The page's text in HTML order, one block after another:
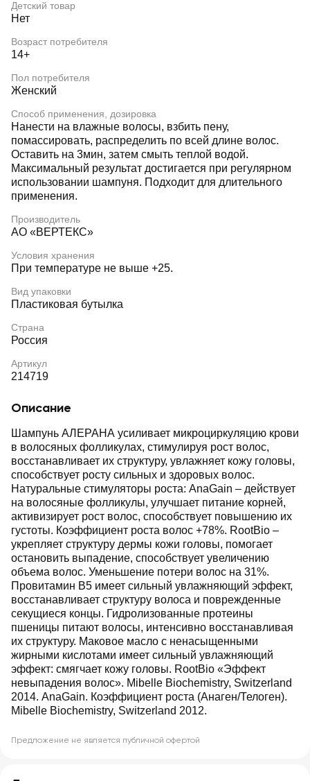
Детский товар
Нет
Возраст потребителя
14+
Пол потребителя
Женский
Способ применения, дозировка
Нанести на влажные волосы, взбить пену,
помассировать, распределить по всей длине волос.
Оставить на 3мин, затем смыть теплой водой.
Максимальный результат достигается при регулярном
использовании шампуня. Подходит для длительного
применения.
Производитель
АО «ВЕРТЕКС»
Условия хранения
При температуре не выше +25.
Вид упаковки
Пластиковая бутылка
Страна
Россия
Артикул
214719
Описание
Шампунь АЛЕРАНА усиливает микроциркуляцию крови
в волосяных фолликулах, стимулируя рост волос,
восстанавливает их структуру, увлажняет кожу головы,
способствует росту сильных и здоровых волос.
Натуральные стимуляторы роста: AnaGain – действует
на волосяные фолликулы, улучшает питание корней,
активизирует рост волос, способствует повышению их
густоты. Коэффициент роста волос +78%. RootBio –
укрепляет структуру дермы кожи головы, помогает
остановить выпадение, способствует увеличению
объема волос. Уменьшение потери волос на 31%.
Провитамин В5 имеет сильный увлажняющий эффект,
восстанавливает структуру волоса и поврежденные
секущиеся концы. Гидролизованные протеины
пшеницы питают волосы, интенсивно восстанавливая
их структуру. Маковое масло с ненасыщенными
жирными кислотами имеет сильный увлажняющий
эффект: смягчает кожу головы. RootBio «Эффект
невыпадения волос». Mibelle Biochemistry, Switzerland
2014. AnaGain. Коэффициент роста (Анаген/Телоген).
Mibelle Biochemistry, Switzerland 2012.
Предложение не является публичной офертой